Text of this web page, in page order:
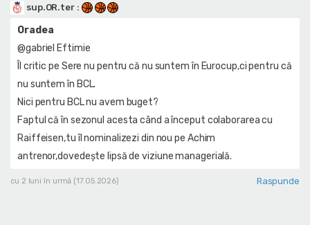
sup.OR.ter :
Oradea
@gabriel Eftimie
Îl critic pe Sere nu pentru că nu suntem în Eurocup,ci pentru că
nu suntem în BCL.
Nici pentru BCL nu avem buget?
Faptul că în sezonul acesta când a început colaborarea cu
Raiffeisen,tu îl nominalizezi din nou pe Achim
antrenor,dovedește lipsă de viziune managerială.
cu 2 luni în urmă (17.05.2026) Raspunde